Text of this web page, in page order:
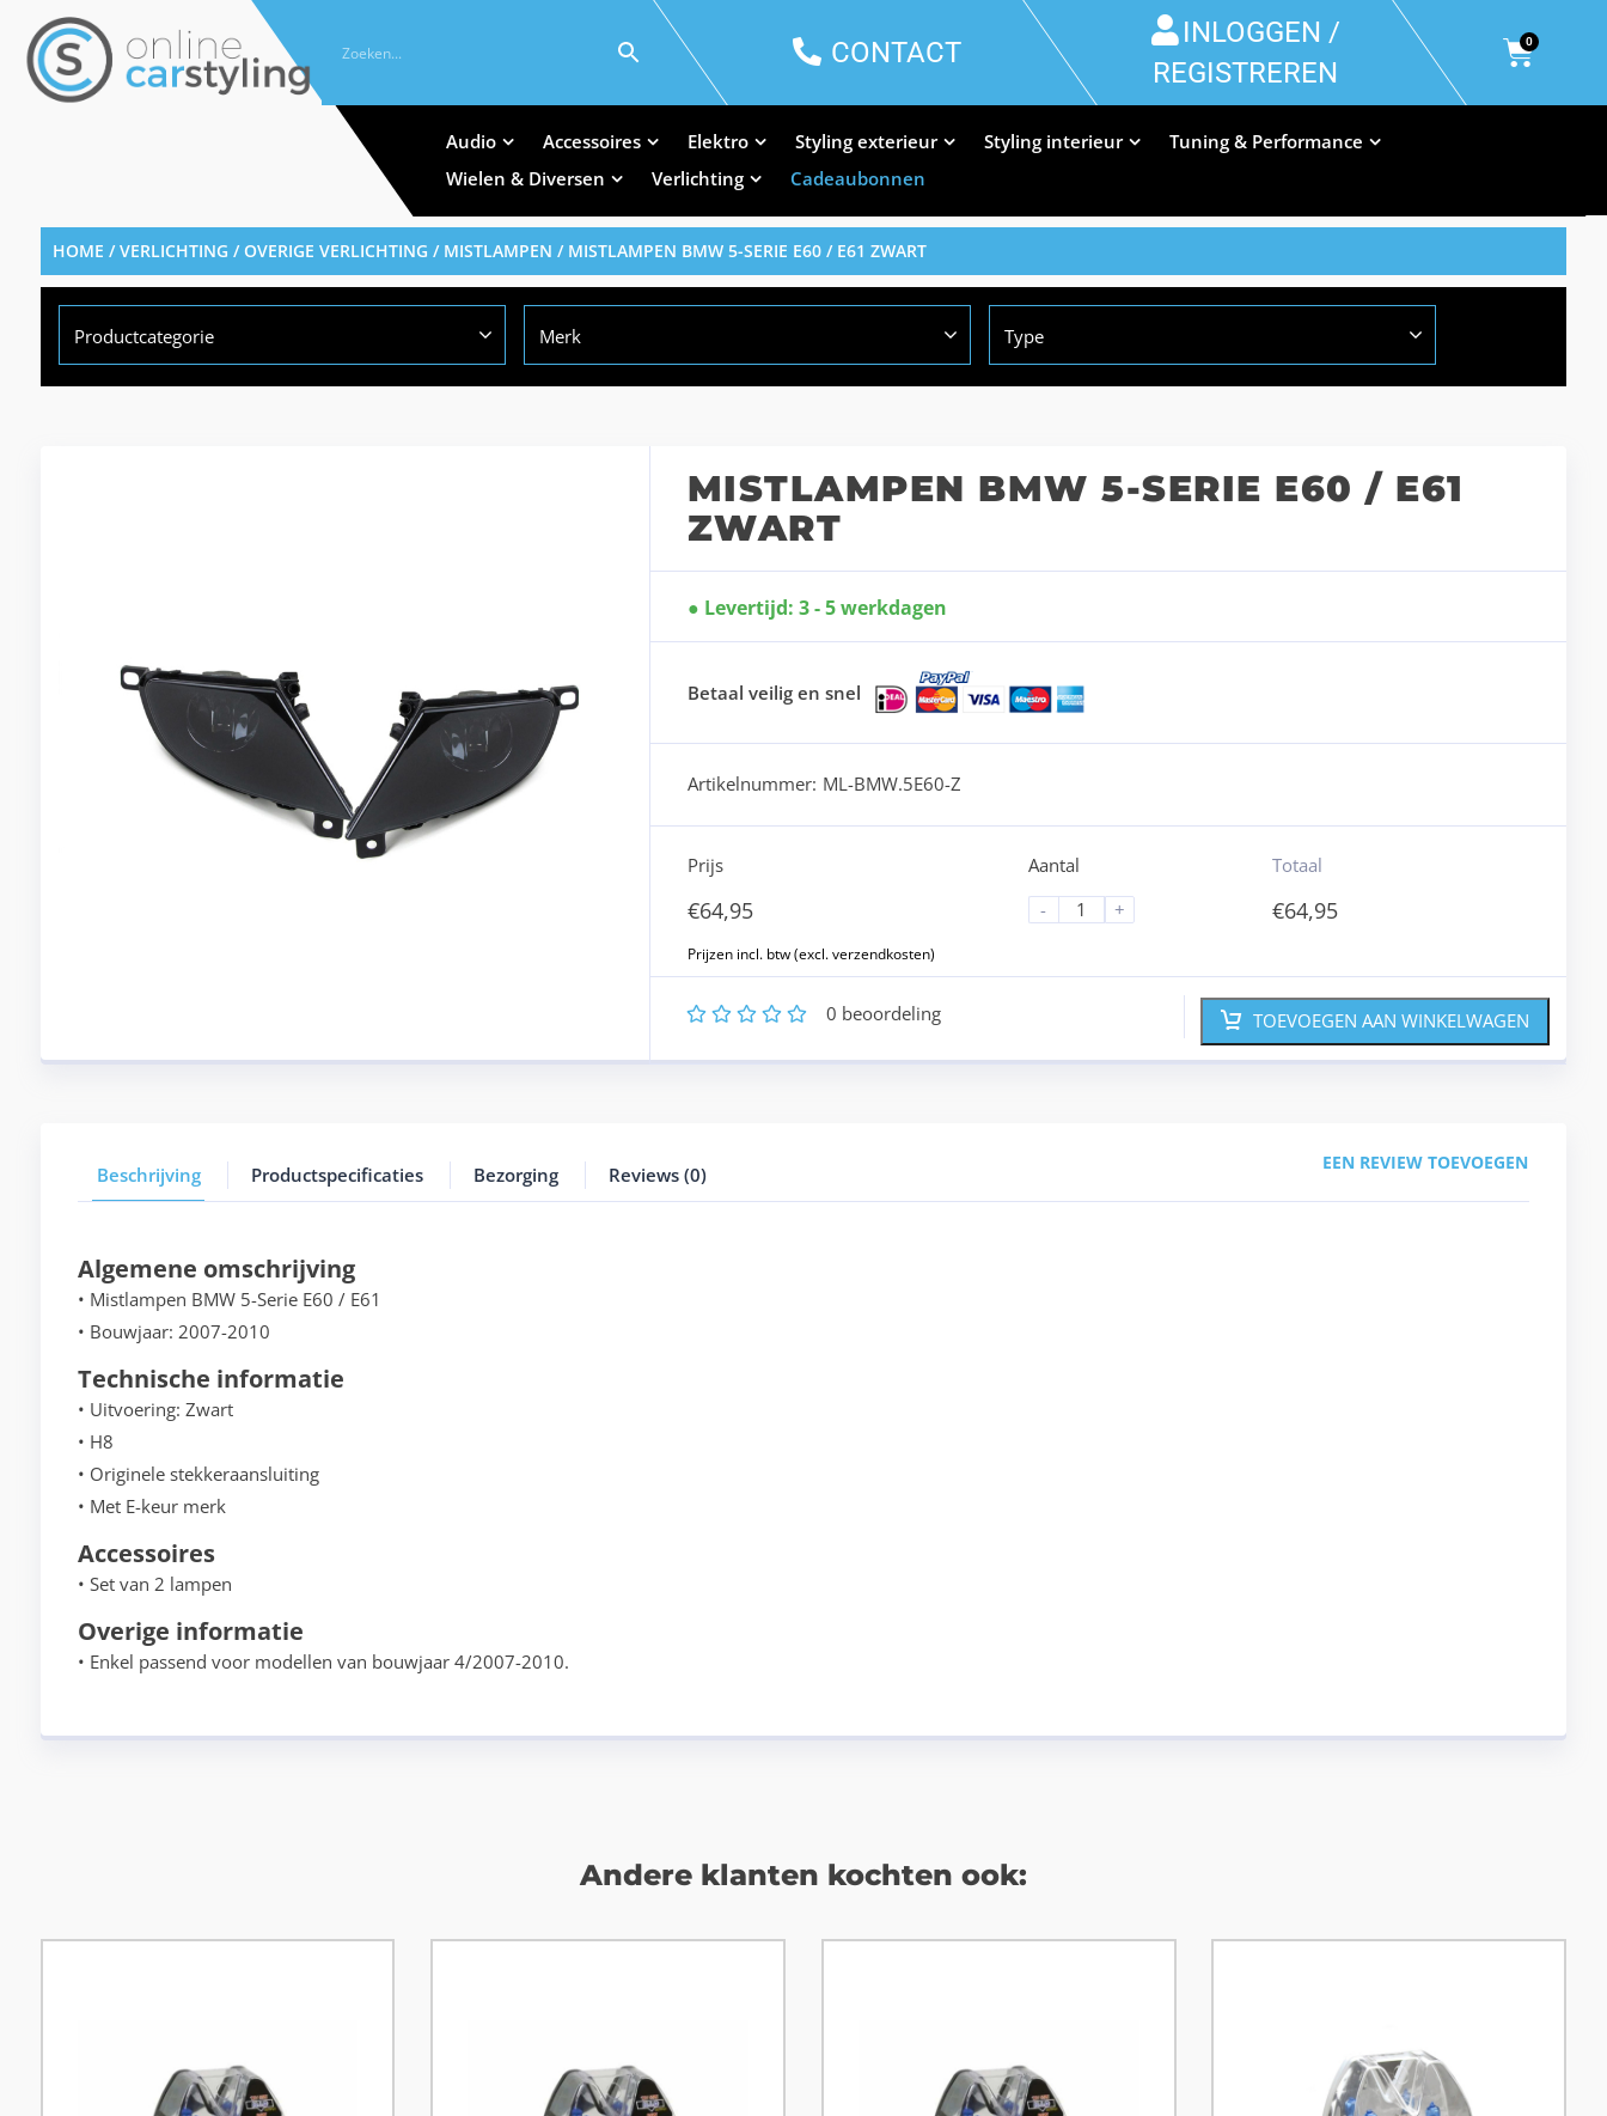
CONTACT
INLOGGEN /
REGISTREREN
0
Audio Accessoires Elektro Styling exterieur Styling interieur
Tuning & Performance
Wielen & Diversen
Verlichting Cadeaubonnen
HOME /VERLICHTING /OVERIGE VERLICHTING / MISTLAMPEN / MISTLAMPEN BMW 5-SERIE E60 / E61 ZWART
Productcategorie Merk Type
MISTLAMPEN BMW 5-SERIE E60 / E61
ZWART
Levertijd: 3 - 5 werkdagen
Betaal veilig en snel
Artikelnummer: ML-BMW.5E60-Z
Prijs
€64,95
Aantal
-
+
Totaal
€64,95
5
4
3
2 0 beoordeling TOEVOEGEN AAN WINKELWAGEN
Beschrijving Productspecificaties Bezorging Reviews (0)
EEN REVIEW TOEVOEGEN
Algemene omschrijving
• Mistlampen BMW 5-Serie E60 / E61
• Bouwjaar: 2007-2010
Technische informatie
• Uitvoering: Zwart
• H8
• Originele stekkeraansluiting
• Met E-keur merk
Accessoires
• Set van 2 lampen
Overige informatie
• Enkel passend voor modellen van bouwjaar 4/2007-2010.
Andere klanten kochten ook: